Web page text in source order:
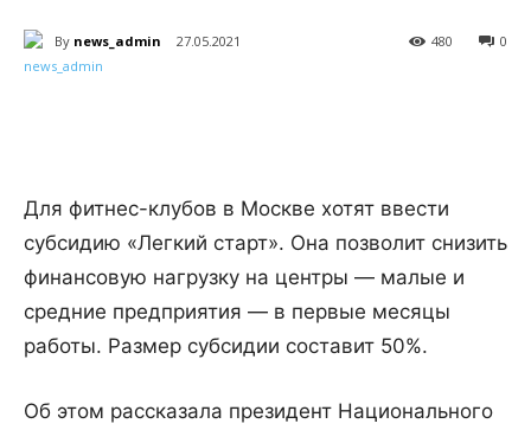
By news_admin 27.05.2021 0
480
Для фитнес-клубов в Москве хотят ввести
субсидию «Легкий старт». Она позволит снизить
финансовую нагрузку на центры — малые и
средние предприятия — в первые месяцы
работы. Размер субсидии составит 50%.
Об этом рассказала президент Национального